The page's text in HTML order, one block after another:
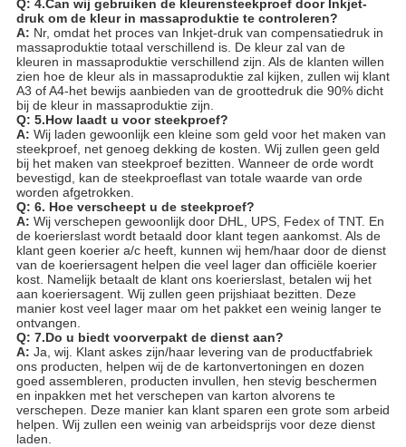
Q: 4.Can wij gebruiken de kleurensteekproef door Inkjet-
druk om de kleur in massaproduktie te controleren?
A: Nr, omdat het proces van Inkjet-druk van compensatiedruk in
massaproduktie totaal verschillend is. De kleur zal van de
kleuren in massaproduktie verschillend zijn. Als de klanten willen
zien hoe de kleur als in massaproduktie zal kijken, zullen wij klant
A3 of A4-het bewijs aanbieden van de groottedruk die 90% dicht
bij de kleur in massaproduktie zijn.
Q: 5.How laadt u voor steekproef?
A: Wij laden gewoonlijk een kleine som geld voor het maken van
steekproef, net genoeg dekking de kosten. Wij zullen geen geld
bij het maken van steekproef bezitten. Wanneer de orde wordt
bevestigd, kan de steekproeflast van totale waarde van orde
worden afgetrokken.
Q: 6. Hoe verscheept u de steekproef?
A: Wij verschepen gewoonlijk door DHL, UPS, Fedex of TNT. En
de koerierslast wordt betaald door klant tegen aankomst. Als de
klant geen koerier a/c heeft, kunnen wij hem/haar door de dienst
van de koeriersagent helpen die veel lager dan officiële koerier
kost. Namelijk betaalt de klant ons koerierslast, betalen wij het
aan koeriersagent. Wij zullen geen prijshiaat bezitten. Deze
manier kost veel lager maar om het pakket een weinig langer te
ontvangen.
Q: 7.Do u biedt voorverpakt de dienst aan?
A: Ja, wij. Klant askes zijn/haar levering van de productfabriek
ons producten, helpen wij de de kartonvertoningen en dozen
goed assembleren, producten invullen, hen stevig beschermen
en inpakken met het verschepen van karton alvorens te
verschepen. Deze manier kan klant sparen een grote som arbeid
helpen. Wij zullen een weinig van arbeidsprijs voor deze dienst
laden.